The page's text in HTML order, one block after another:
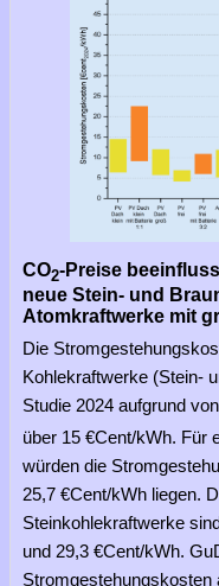
CO2-Preise
neue Stein- und
Atomkraftwerke mit
Die
Kohlekraftwerke (Stein-
Studie 2024 aufgrund
über 15 €Cent/kWh. Für
würden die
25,7 €Cent/kWh liegen.
Steinkohlekraftwerke
und 29,3 €Cent/kWh.
Stromgestehungskosten